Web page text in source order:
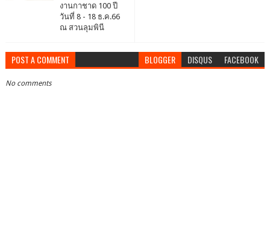
งานกาชาด 100 ปี
วันที่ 8 - 18 ธ.ค.66
ณ สวนลุมพินี
POST A COMMENT BLOGGER DISQUS FACEBOOK
No comments